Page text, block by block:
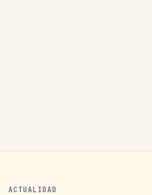
ACTUALIDAD